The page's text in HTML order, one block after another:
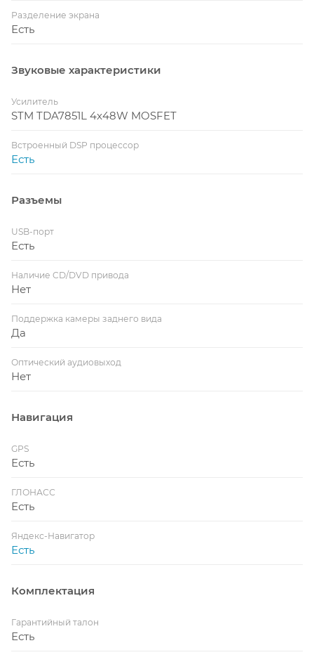
Разделение экрана
Есть
Звуковые характеристики
Усилитель
STM TDA7851L 4x48W MOSFET
Встроенный DSP процессор
Есть
Разъемы
USB-порт
Есть
Наличие CD/DVD привода
Нет
Поддержка камеры заднего вида
Да
Оптический аудиовыход
Нет
Навигация
GPS
Есть
ГЛОНАСС
Есть
Яндекс-Навигатор
Есть
Комплектация
Гарантийный талон
Есть